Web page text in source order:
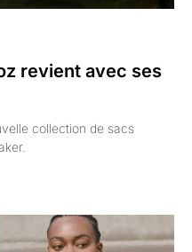
revient avec ses
collection de sacs